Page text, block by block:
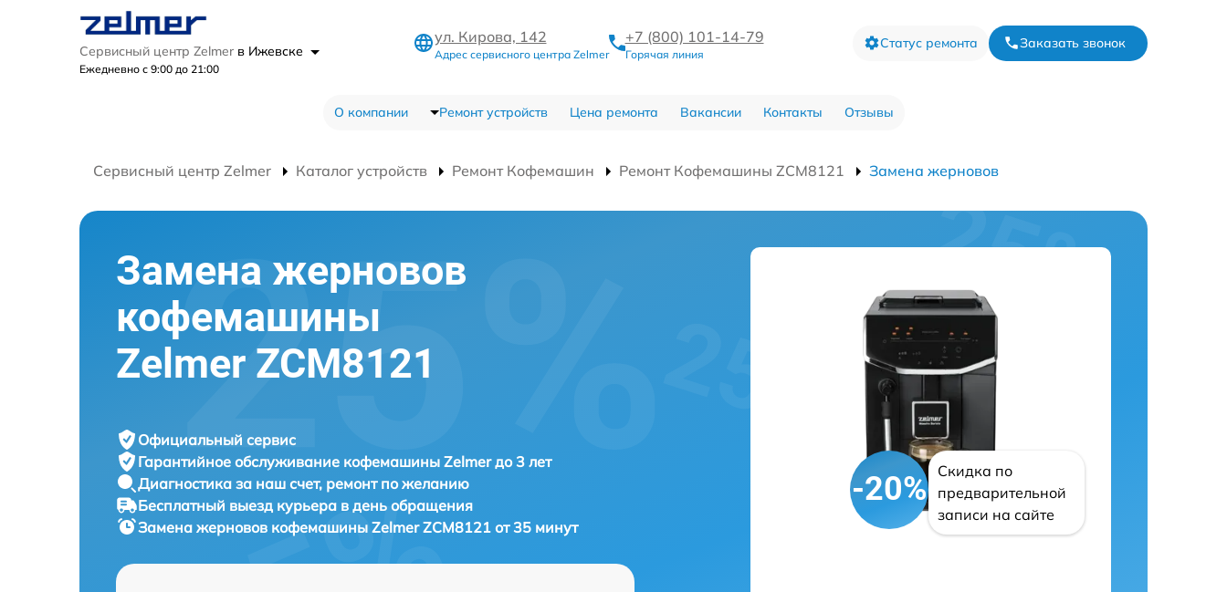
Сервисный центр Zelmer в Ижевске
Ежедневно с 9:00 до 21:00
ул. Кирова, 142
Адрес сервисного центра Zelmer
+7 (800) 101-14-79
Горячая линия
Статус ремонта Заказать звонок
О компании Ремонт устройств Цена ремонта Вакансии Контакты Отзывы
Сервисный центр Zelmer Каталог устройств Ремонт Кофемашин Ремонт Кофемашины ZCM8121 Замена жерновов
Замена жерновов
кофемашины
Zelmer ZCM8121
Официальный сервис
Гарантийное обслуживание кофемашины Zelmer до 3 лет
Диагностика за наш счет, ремонт по желанию
Бесплатный выезд курьера в день обращения
Замена жерновов кофемашины Zelmer ZCM8121 от 35 минут
-20%
Скидка по
предварительной
записи на сайте